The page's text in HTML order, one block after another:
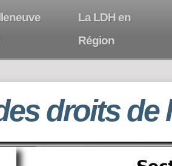
La LDH en
Région
droits de